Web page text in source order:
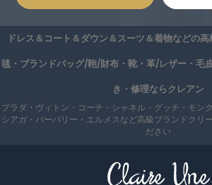
ドレス＆コート＆ダウン＆スーツ＆着物などの
毯・ブランドバッグ/鞄/財布・靴・革/レザー・毛
き・修理ならクレアン
プラダ・ヴィトン・コーチ・シャネル・グッチ・モン
シアガ・バーバリー・エルメスなど高級ブランドクリ
ださい